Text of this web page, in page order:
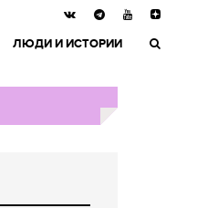
ЛЮДИ И ИСТОРИИ